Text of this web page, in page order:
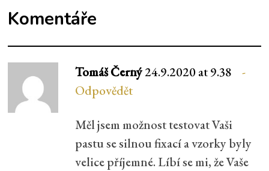
Komentáře
Tomáš Černý24.9.2020 at 9.38
Odpovědět
Měl jsem možnost testovat Vaši
pastu se silnou fixací a vzorky byly
velice příjemné. Líbí se mi, že Vaše